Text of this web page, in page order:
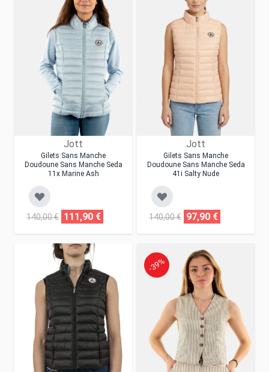
Jott
Gilets Sans Manche
Doudoune Sans Manche Seda
11x Marine Ash
140,00 € 111,90 €
Jott
Gilets Sans Manche
Doudoune Sans Manche Seda
41i Salty Nude
140,00 € 97,90 €
-39%